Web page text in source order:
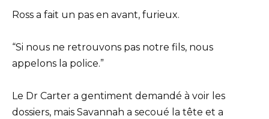
Ross a fait un pas en avant, furieux.
“Si nous ne retrouvons pas notre fils, nous
appelons la police.”
Le Dr Carter a gentiment demandé à voir les
dossiers, mais Savannah a secoué la tête et a